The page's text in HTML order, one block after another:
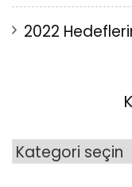
2022
Kategoriler